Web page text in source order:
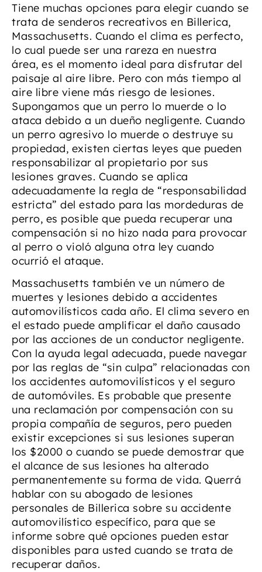
Tiene muchas opciones para elegir cuando se
trata de senderos recreativos en Billerica,
Massachusetts. Cuando el clima es perfecto,
lo cual puede ser una rareza en nuestra
área, es el momento ideal para disfrutar del
paisaje al aire libre. Pero con más tiempo al
aire libre viene más riesgo de lesiones.
Supongamos que un perro lo muerde o lo
ataca debido a un dueño negligente. Cuando
un perro agresivo lo muerde o destruye su
propiedad, existen ciertas leyes que pueden
responsabilizar al propietario por sus
lesiones graves. Cuando se aplica
adecuadamente la regla de “responsabilidad
estricta” del estado para las mordeduras de
perro, es posible que pueda recuperar una
compensación si no hizo nada para provocar
al perro o violó alguna otra ley cuando
ocurrió el ataque.
Massachusetts también ve un número de
muertes y lesiones debido a accidentes
automovilísticos cada año. El clima severo en
el estado puede amplificar el daño causado
por las acciones de un conductor negligente.
Con la ayuda legal adecuada, puede navegar
por las reglas de “sin culpa” relacionadas con
los accidentes automovilísticos y el seguro
de automóviles. Es probable que presente
una reclamación por compensación con su
propia compañía de seguros, pero pueden
existir excepciones si sus lesiones superan
los $2000 o cuando se puede demostrar que
el alcance de sus lesiones ha alterado
permanentemente su forma de vida. Querrá
hablar con su abogado de lesiones
personales de Billerica sobre su accidente
automovilístico específico, para que se
informe sobre qué opciones pueden estar
disponibles para usted cuando se trata de
recuperar daños.